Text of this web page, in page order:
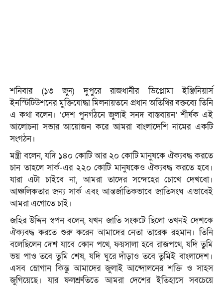
শনিবার (১৩ জুন) দুপুরে রাজধানীর ডিপ্লোমা ইঞ্জিনিয়ার্স
ইনস্টিটিউশনের মুক্তিযোদ্ধা মিলনায়তনে প্রধান অতিথির বক্তব্যে তিনি
এ কথা বলেন। ‘দেশ পুনর্গঠনে জুলাই সনদ বাস্তবায়ন’ শীর্ষক এই
আলোচনা সভার আয়োজন করে আমরা বাংলাদেশি নামের একটি
সংগঠন।
মন্ত্রী বলেন, যদি ১৪০ কোটি আর ২০ কোটি মানুষকে ঐক্যবদ্ধ করতে
চান তাহলে সার্ক-এর ২২০ কোটি মানুষকেও ঐক্যবদ্ধ করতে হবে।
যারা এটা চাইবে না, আমরা তাদের সন্দেহের চোখে দেখবো।
আঞ্চলিকতার জন্য সার্ক এবং আন্তর্জাতিকভাবে জাতিসংঘ এভাবেই
আমরা এগোতে চাই।
জহির উদ্দিন স্বপন বলেন, যখন জাতি সংকটে ছিলো তখনই দেশকে
ঐক্যবদ্ধ করতে শুরু করেন আমাদের নেতা তারেক রহমান। তিনি
বলেছিলেন দেশ যাবে কোন পথে, ফয়সালা হবে রাজপথে, যদি তুমি
ভয় পাও তবে তুমি শেষ, যদি ঘুরে দাঁড়াও তবে তুমিই বাংলাদেশ।
এসব স্লোগান কিন্তু আমাদের জুলাই আন্দোলনের শক্তি ও সাহস
জুগিয়েছে। যার ফলশ্রুতিতে আমরা দেশের ইতিহাসে সবচেয়ে